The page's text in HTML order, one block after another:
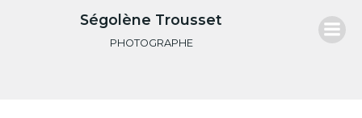
au
contenu
Ségolène Trousset
PHOTOGRAPHE